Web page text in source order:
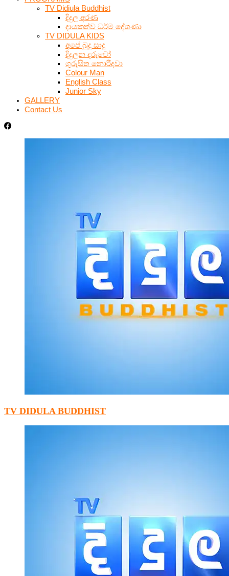
TV Didiula Buddhist
දිදුල අරණ
දායකත්ව ධර්ම දේශණා
TV DIDULA KIDS
අපේ බුදු සාදු
දිදුලන දරුවෝ
ගුරුසිත නොරිදවා
Colour Man
English Class
Junior Sky
GALLERY
Contact Us
TV DIDULA BUDDHIST